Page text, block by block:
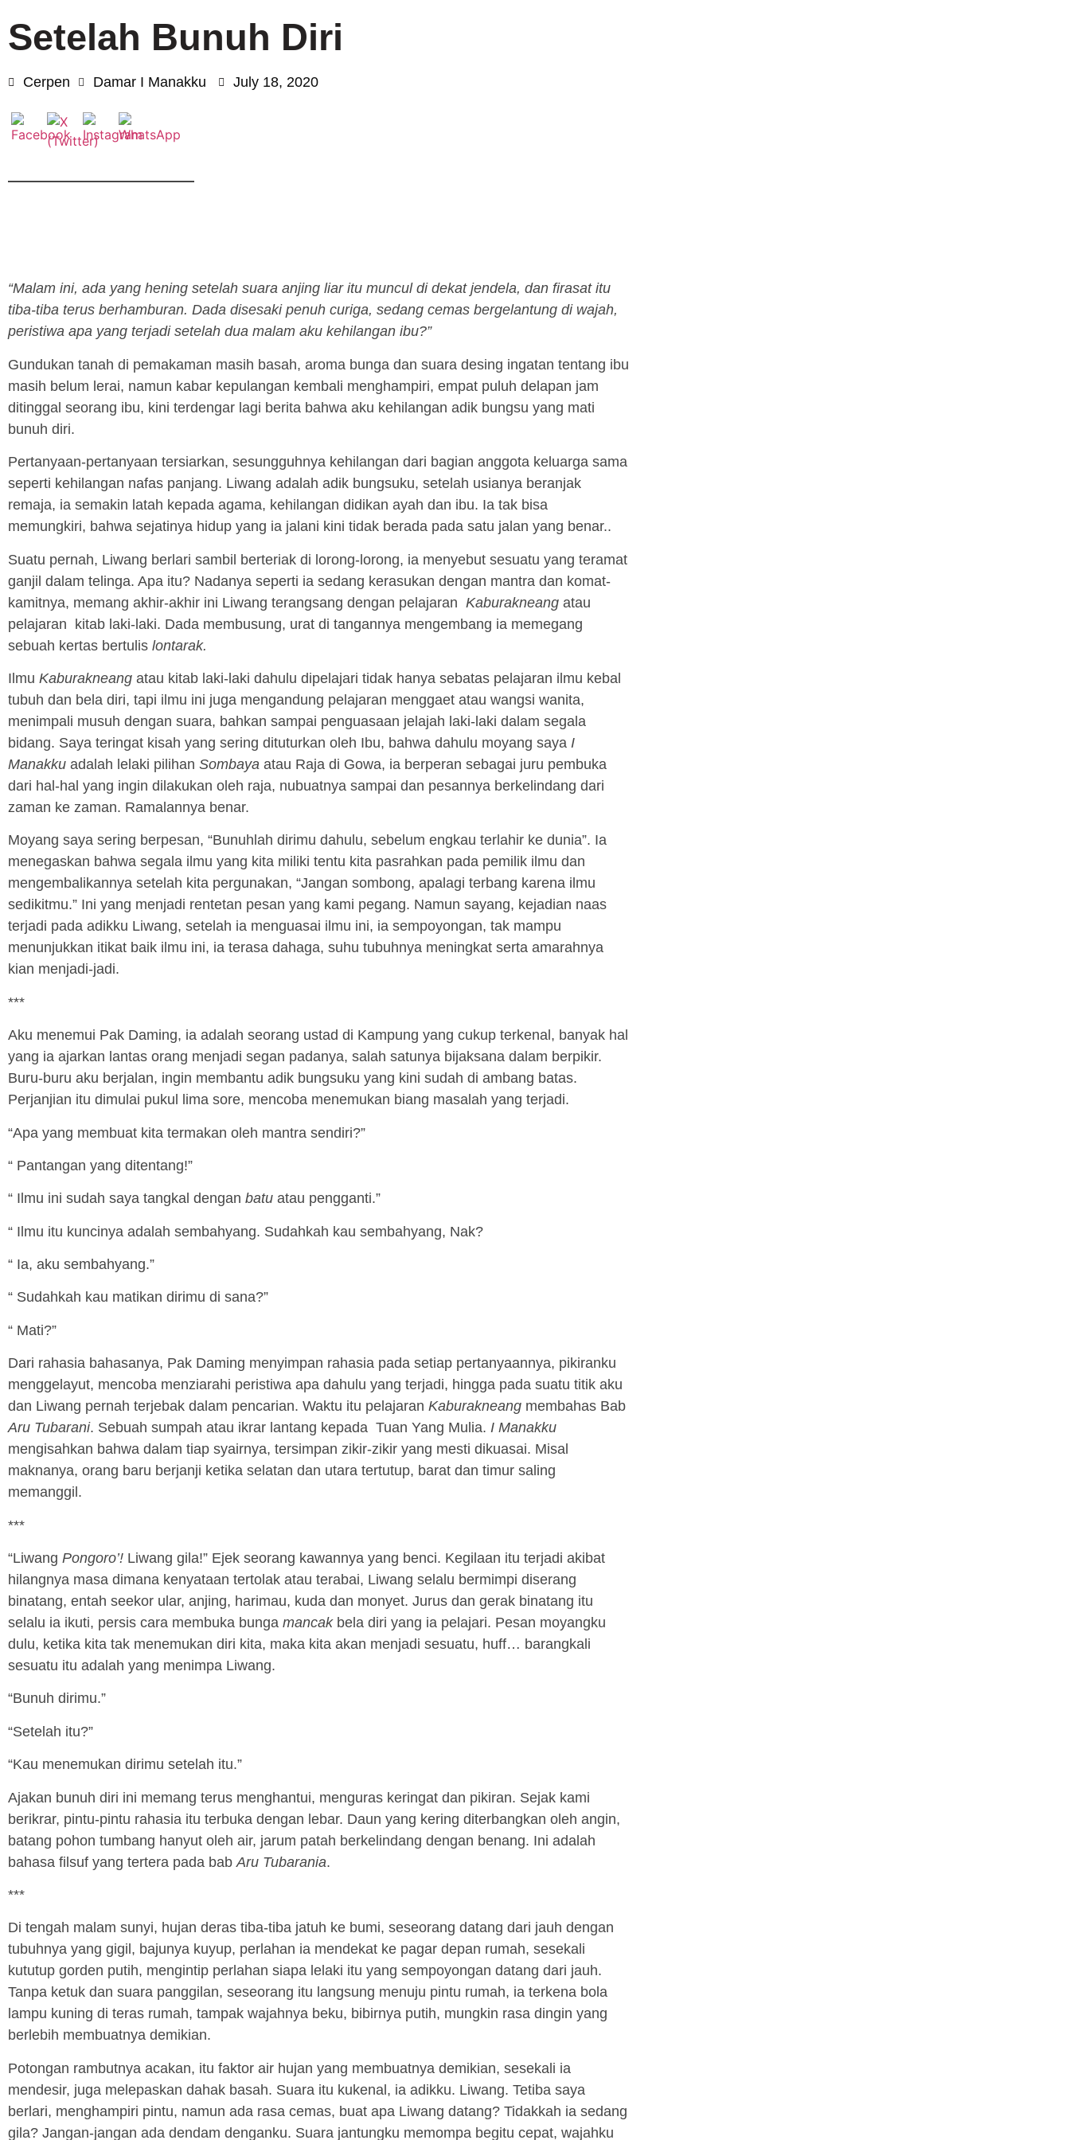
Setelah Bunuh Diri
Cerpen Damar I Manakku July 18, 2020
“Malam ini, ada yang hening setelah suara anjing liar itu muncul di dekat jendela, dan firasat itu
tiba-tiba terus berhamburan. Dada disesaki penuh curiga, sedang cemas bergelantung di wajah,
peristiwa apa yang terjadi setelah dua malam aku kehilangan ibu?”
Gundukan tanah di pemakaman masih basah, aroma bunga dan suara desing ingatan tentang ibu
masih belum lerai, namun kabar kepulangan kembali menghampiri, empat puluh delapan jam
ditinggal seorang ibu, kini terdengar lagi berita bahwa aku kehilangan adik bungsu yang mati
bunuh diri.
Pertanyaan-pertanyaan tersiarkan, sesungguhnya kehilangan dari bagian anggota keluarga sama
seperti kehilangan nafas panjang. Liwang adalah adik bungsuku, setelah usianya beranjak
remaja, ia semakin latah kepada agama, kehilangan didikan ayah dan ibu. Ia tak bisa
memungkiri, bahwa sejatinya hidup yang ia jalani kini tidak berada pada satu jalan yang benar..
Suatu pernah, Liwang berlari sambil berteriak di lorong-lorong, ia menyebut sesuatu yang teramat
ganjil dalam telinga. Apa itu? Nadanya seperti ia sedang kerasukan dengan mantra dan komat-
kamitnya, memang akhir-akhir ini Liwang terangsang dengan pelajaran Kaburakneang atau
pelajaran kitab laki-laki. Dada membusung, urat di tangannya mengembang ia memegang
sebuah kertas bertulis lontarak.
Ilmu Kaburakneang atau kitab laki-laki dahulu dipelajari tidak hanya sebatas pelajaran ilmu kebal
tubuh dan bela diri, tapi ilmu ini juga mengandung pelajaran menggaet atau wangsi wanita,
menimpali musuh dengan suara, bahkan sampai penguasaan jelajah laki-laki dalam segala
bidang. Saya teringat kisah yang sering dituturkan oleh Ibu, bahwa dahulu moyang saya I
Manakku adalah lelaki pilihan Sombaya atau Raja di Gowa, ia berperan sebagai juru pembuka
dari hal-hal yang ingin dilakukan oleh raja, nubuatnya sampai dan pesannya berkelindang dari
zaman ke zaman. Ramalannya benar.
Moyang saya sering berpesan, “Bunuhlah dirimu dahulu, sebelum engkau terlahir ke dunia”. Ia
menegaskan bahwa segala ilmu yang kita miliki tentu kita pasrahkan pada pemilik ilmu dan
mengembalikannya setelah kita pergunakan, “Jangan sombong, apalagi terbang karena ilmu
sedikitmu.” Ini yang menjadi rentetan pesan yang kami pegang. Namun sayang, kejadian naas
terjadi pada adikku Liwang, setelah ia menguasai ilmu ini, ia sempoyongan, tak mampu
menunjukkan itikat baik ilmu ini, ia terasa dahaga, suhu tubuhnya meningkat serta amarahnya
kian menjadi-jadi.
***
Aku menemui Pak Daming, ia adalah seorang ustad di Kampung yang cukup terkenal, banyak hal
yang ia ajarkan lantas orang menjadi segan padanya, salah satunya bijaksana dalam berpikir.
Buru-buru aku berjalan, ingin membantu adik bungsuku yang kini sudah di ambang batas.
Perjanjian itu dimulai pukul lima sore, mencoba menemukan biang masalah yang terjadi.
“Apa yang membuat kita termakan oleh mantra sendiri?”
“ Pantangan yang ditentang!”
“ Ilmu ini sudah saya tangkal dengan batu atau pengganti.”
“ Ilmu itu kuncinya adalah sembahyang. Sudahkah kau sembahyang, Nak?
“ Ia, aku sembahyang.”
“ Sudahkah kau matikan dirimu di sana?”
“ Mati?”
Dari rahasia bahasanya, Pak Daming menyimpan rahasia pada setiap pertanyaannya, pikiranku
menggelayut, mencoba menziarahi peristiwa apa dahulu yang terjadi, hingga pada suatu titik aku
dan Liwang pernah terjebak dalam pencarian. Waktu itu pelajaran Kaburakneang membahas Bab
Aru Tubarani. Sebuah sumpah atau ikrar lantang kepada Tuan Yang Mulia. I Manakku
mengisahkan bahwa dalam tiap syairnya, tersimpan zikir-zikir yang mesti dikuasai. Misal
maknanya, orang baru berjanji ketika selatan dan utara tertutup, barat dan timur saling
memanggil.
***
“Liwang Pongoro’! Liwang gila!” Ejek seorang kawannya yang benci. Kegilaan itu terjadi akibat
hilangnya masa dimana kenyataan tertolak atau terabai, Liwang selalu bermimpi diserang
binatang, entah seekor ular, anjing, harimau, kuda dan monyet. Jurus dan gerak binatang itu
selalu ia ikuti, persis cara membuka bunga mancak bela diri yang ia pelajari. Pesan moyangku
dulu, ketika kita tak menemukan diri kita, maka kita akan menjadi sesuatu, huff… barangkali
sesuatu itu adalah yang menimpa Liwang.
“Bunuh dirimu.”
“Setelah itu?”
“Kau menemukan dirimu setelah itu.”
Ajakan bunuh diri ini memang terus menghantui, menguras keringat dan pikiran. Sejak kami
berikrar, pintu-pintu rahasia itu terbuka dengan lebar. Daun yang kering diterbangkan oleh angin,
batang pohon tumbang hanyut oleh air, jarum patah berkelindang dengan benang. Ini adalah
bahasa filsuf yang tertera pada bab Aru Tubarania.
***
Di tengah malam sunyi, hujan deras tiba-tiba jatuh ke bumi, seseorang datang dari jauh dengan
tubuhnya yang gigil, bajunya kuyup, perlahan ia mendekat ke pagar depan rumah, sesekali
kututup gorden putih, mengintip perlahan siapa lelaki itu yang sempoyongan datang dari jauh.
Tanpa ketuk dan suara panggilan, seseorang itu langsung menuju pintu rumah, ia terkena bola
lampu kuning di teras rumah, tampak wajahnya beku, bibirnya putih, mungkin rasa dingin yang
berlebih membuatnya demikian.
Potongan rambutnya acakan, itu faktor air hujan yang membuatnya demikian, sesekali ia
mendesir, juga melepaskan dahak basah. Suara itu kukenal, ia adikku. Liwang. Tetiba saya
berlari, menghampiri pintu, namun ada rasa cemas, buat apa Liwang datang? Tidakkah ia sedang
gila? Jangan-jangan ada dendam denganku. Suara jantungku memompa begitu cepat, wajahku